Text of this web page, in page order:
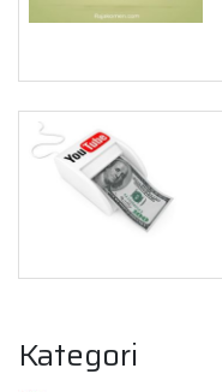
Kategori